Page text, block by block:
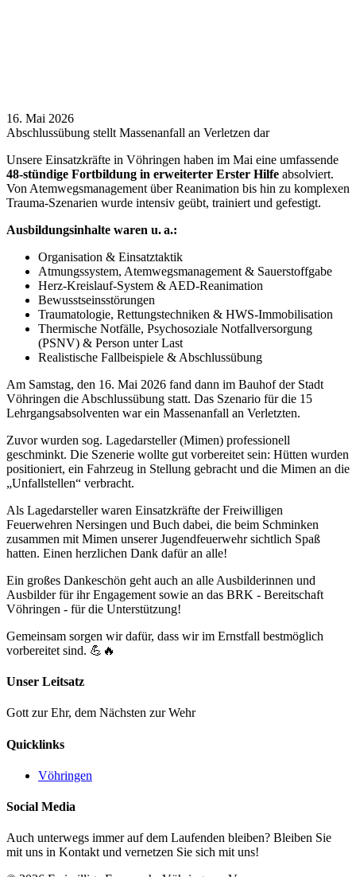
16. Mai 2026
Abschlussübung stellt Massenanfall an Verletzen dar
Unsere Einsatzkräfte in Vöhringen haben im Mai eine umfassende
48‑stündige Fortbildung in erweiterter Erster Hilfe absolviert.
Von Atemwegsmanagement über Reanimation bis hin zu komplexen
Trauma‑Szenarien wurde intensiv geübt, trainiert und gefestigt.
Ausbildungsinhalte waren u.a.:
Organisation & Einsatztaktik
Atmungssystem, Atemwegsmanagement & Sauerstoffgabe
Herz‑Kreislauf-System & AED‑Reanimation
Bewusstseinsstörungen
Traumatologie, Rettungstechniken & HWS‑Immobilisation
Thermische Notfälle, Psychosoziale Notfallversorgung
(PSNV) & Person unter Last
Realistische Fallbeispiele & Abschlussübung
Am Samstag, den 16. Mai 2026 fand dann im Bauhof der Stadt
Vöhringen die Abschlussübung statt. Das Szenario für die 15
Lehrgangsabsolventen war ein Massenanfall an Verletzten.
Zuvor wurden sog. Lagedarsteller (Mimen) professionell
geschminkt. Die Szenerie wollte gut vorbereitet sein: Hütten wurden
positioniert, ein Fahrzeug in Stellung gebracht und die Mimen an die
„Unfallstellen“ verbracht.
Als Lagedarsteller waren Einsatzkräfte der Freiwilligen
Feuerwehren Nersingen und Buch dabei, die beim Schminken
zusammen mit Mimen unserer Jugendfeuerwehr sichtlich Spaß
hatten. Einen herzlichen Dank dafür an alle!
Ein großes Dankeschön geht auch an alle Ausbilderinnen und
Ausbilder für ihr Engagement sowie an das BRK - Bereitschaft
Vöhringen - für die Unterstützung!
Gemeinsam sorgen wir dafür, dass wir im Ernstfall bestmöglich
vorbereitet sind. 💪🔥
Unser Leitsatz
Gott zur Ehr, dem Nächsten zur Wehr
Quicklinks
Vöhringen
Social Media
Auch unterwegs immer auf dem Laufenden bleiben? Bleiben Sie
mit uns in Kontakt und vernetzen Sie sich mit uns!